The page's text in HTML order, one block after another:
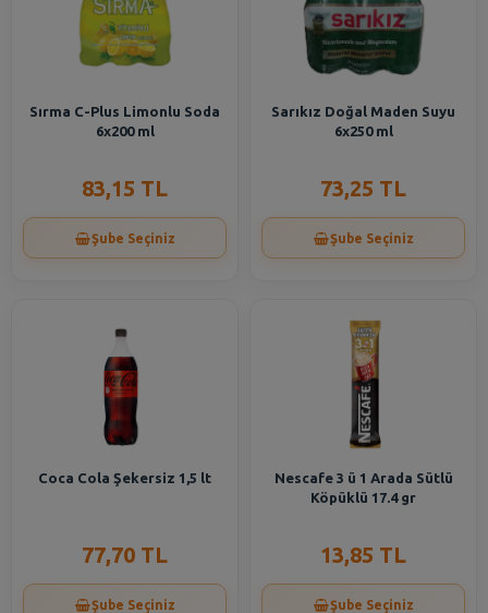
Sırma C-Plus Limonlu Soda
6x200 ml
83,15 TL
Şube Seçiniz
Sarıkız Doğal Maden Suyu
6x250 ml
73,25 TL
Şube Seçiniz
Coca Cola Şekersiz 1,5 lt
77,70 TL
Şube Seçiniz
Nescafe 3 ü 1 Arada Sütlü
Köpüklü 17.4 gr
13,85 TL
Şube Seçiniz